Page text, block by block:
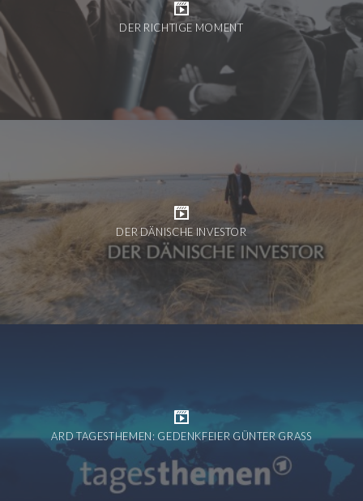
DER RICHTIGE MOMENT
DER DÄNISCHE INVESTOR
ARD TAGESTHEMEN: GEDENKFEIER GÜNTER GRASS